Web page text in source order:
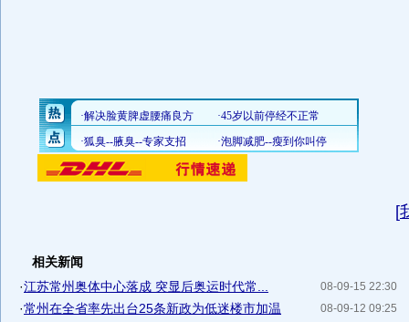
[
相关新闻
08-09-15 22:30
·江苏常州奥体中心落成 突显后奥运时代常...
08-09-12 09:25
·常州在全省率先出台25条新政为低迷楼市加温